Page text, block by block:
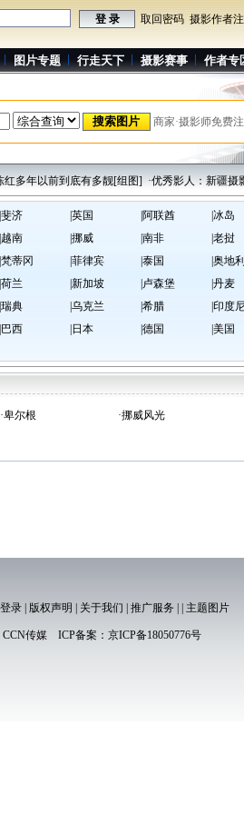
取回密码 摄影作者
图片专题 行走天下 摄影赛事 作者专
商家·摄影师免费
年以前到底有多靓[组图] ·优秀影人：新疆摄
|斐济 |英国 |阿联酋
|冰岛
|越南 |挪威 |南非
|老挝
|梵蒂冈 |菲律宾 |泰国
|奥地利
|荷兰 |新加坡 |卢森堡
|丹麦
|瑞典 |乌克兰 |希腊
|印度
|巴西 |日本 |德国
|美国
·卑尔根 ·挪威风光
录| 版权声明 关于我们 推广服务 主题图片
CCN传媒ICP备案： 京ICP备18050776号